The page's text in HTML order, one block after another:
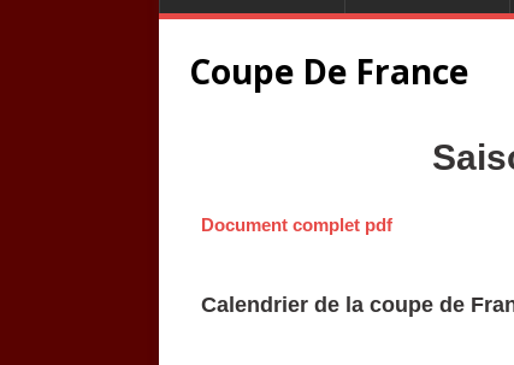
Coupe De France
Document complet pdf
Calendrier de la coupe de